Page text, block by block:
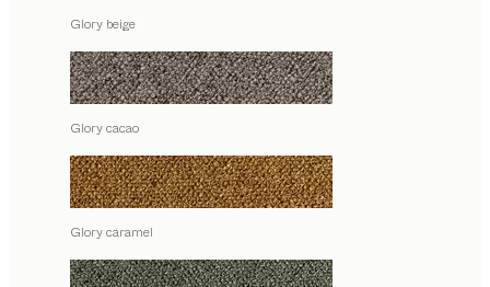
Glory beige
Glory cacao
Glory caramel